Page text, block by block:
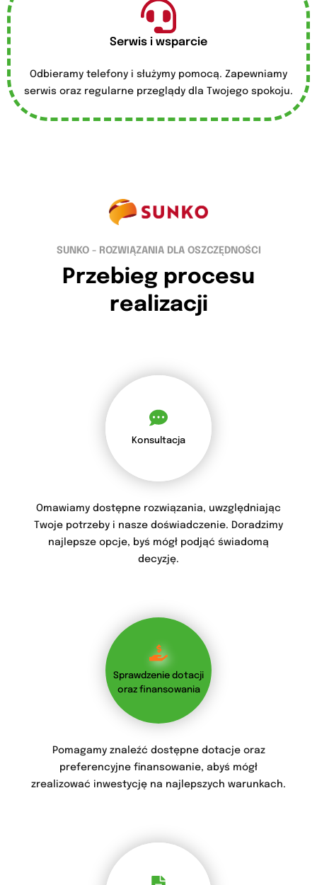
Serwis i wsparcie
Odbieramy telefony i służymy pomocą. Zapewniamy
serwis oraz regularne przeglądy dla Twojego spokoju.
SUNKO - ROZWIĄZANIA DLA OSZCZĘDNOŚCI
Przebieg procesu
realizacji
Konsultacja
Omawiamy dostępne rozwiązania, uwzględniając
Twoje potrzeby i nasze doświadczenie. Doradzimy
najlepsze opcje, byś mógł podjąć świadomą
decyzję.
Sprawdzenie dotacji
oraz finansowania
Pomagamy znaleźć dostępne dotacje oraz
preferencyjne finansowanie, abyś mógł
zrealizować inwestycję na najlepszych warunkach.